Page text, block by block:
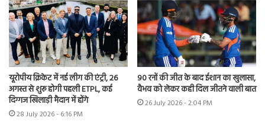
यूरोपीय क्रिकेट में नई लीग की एंट्री, 26
अगस्त से शुरू होगी पहली ETPL, कई
दिग्गज खिलाड़ी मैदान में होंगे
28 July 2026 - 6:16 PM
90 रनों की जीत के बाद ईशान का खुलासा,
वैभव को लेकर कही दिल जीतने वाली बात
26 July 2026 - 2:04 PM